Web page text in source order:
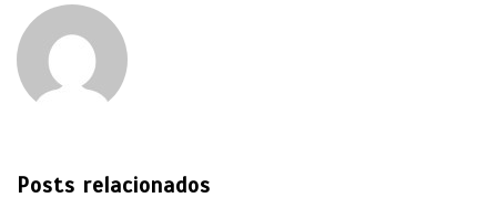
Posts relacionados